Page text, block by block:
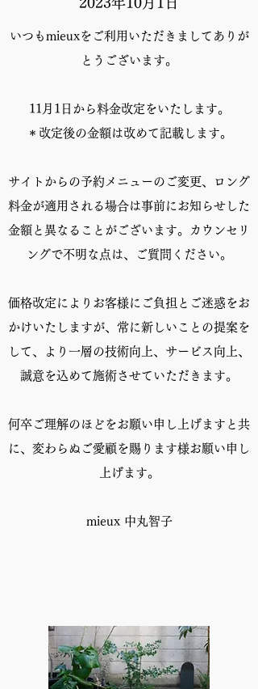
いつもmieuxをご利用いただきましてありが
とうございます。
11月1日から料金改定をいたします。
＊改定後の金額は改めて記載します。
サイトからの予約メニューのご変更、ロング
料金が適用される場合は事前にお知らせした
金額と異なることがございます。カウンセリ
ングで不明な点は、ご質問ください。
価格改定によりお客様にご負担とご迷惑をお
かけいたしますが、常に新しいことの提案を
して、より一層の技術向上、サービス向上、
誠意を込めて施術させていただきます。
何卒ご理解のほどをお願い申し上げますと共
に、変わらぬご愛顧を賜ります様お願い申し
上げます。
mieux 中丸智子